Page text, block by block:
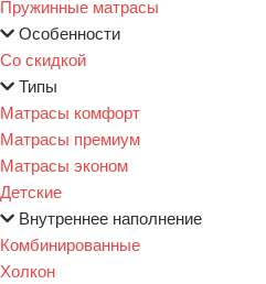
Пружинные матрасы
Особенности
Со скидкой
Типы
Матрасы комфорт
Матрасы премиум
Матрасы эконом
Детские
Внутреннее наполнение
Комбинированные
Холкон